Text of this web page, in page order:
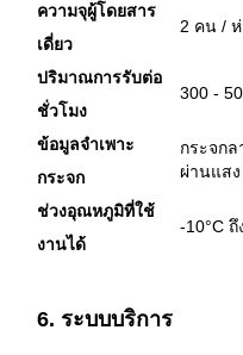
ความจุผู้โดยสาร
เดี่ยว
2 คน /
ปริมาณการรับต่อ
ชั่วโมง
300 -
ข้อมูลจำเพาะ
กระจก
กระจก
ผ่านแสง
ช่วงอุณหภูมิที่ใช้
งานได้
-10°C ถึ
6. ระบบบริการ